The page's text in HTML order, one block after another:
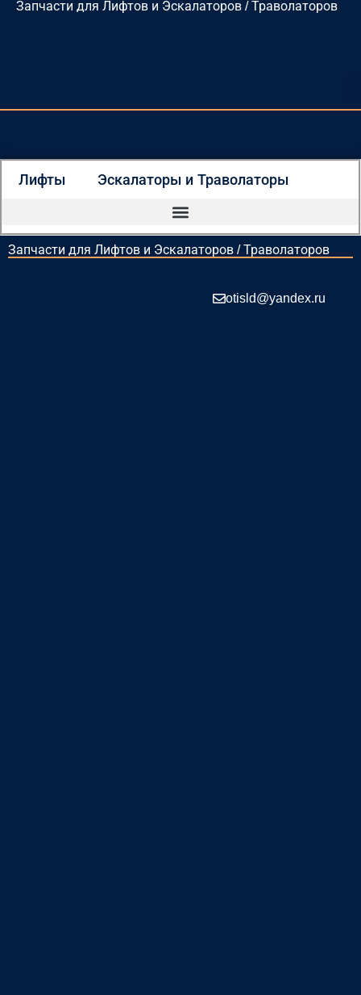
Перейти
Запчасти для Лифтов и Эскалаторов / Траволаторов
Лифты Эскалаторы и Траволаторы
Запчасти для Лифтов и Эскалаторов / Траволаторов
otisld@yandex.ru